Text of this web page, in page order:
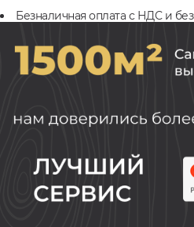
Безналичная оплата с НДС и без